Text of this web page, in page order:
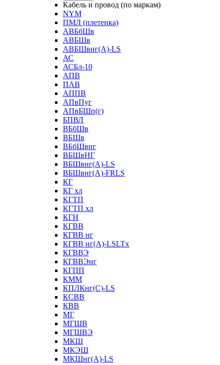
Кабель и провод (по маркам)
NYM
ПМЛ (плетенка)
АВБбШв
АВБШв
АВБШвнг(А)-LS
АС
АСБл-10
АПВ
ПАВ
АППВ
АПвПуг
АПвБШп(г)
БПВЛ
ВБбШв
ВБШв
ВБбШвнг
ВБШвНГ
ВБШвнг(А)-LS
ВБШвнг(А)-FRLS
КГ
КГ хл
КГТП
КГТП хл
КГН
КГВВ
КГВВ нг
КГВВ нг(А)-LSLTx
КГВВЭ
КГВВЭнг
КГПП
КММ
КПЛКнг(C)-LS
КСВВ
КВВ
МГ
МГШВ
МГШВЭ
МКШ
МКЭШ
МКШнг(А)-LS